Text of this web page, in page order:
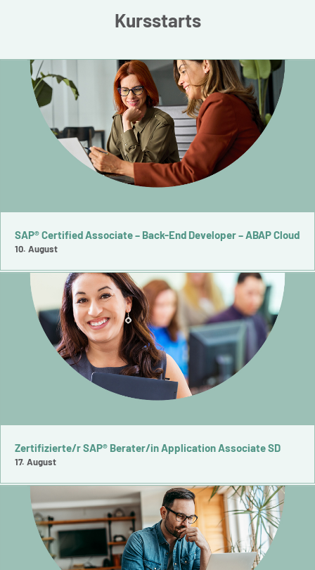
Kursstarts
SAP® Certified Associate – Back-End Developer – ABAP Cloud
10. August
Zertifizierte/r SAP® Berater/in Application Associate SD
17. August